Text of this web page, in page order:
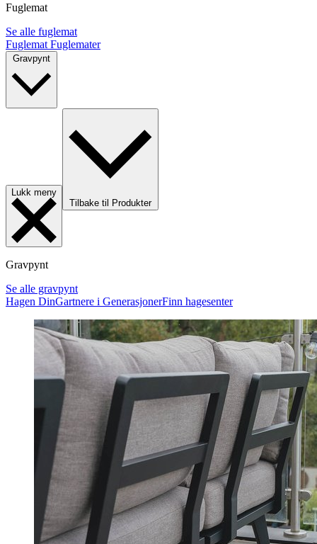
Fuglemat
Se alle fuglemat
Fuglemat Fuglemater
Lukk meny
Tilbake til Produkter
Gravpynt
Se alle gravpynt
Hagen DinGartnere i GenerasjonerFinn hagesenter